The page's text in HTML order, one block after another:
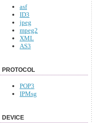
asf
ID3
jpeg
mpeg2
XML
AS3
PROTOCOL
POP3
IPMsg
DEVICE